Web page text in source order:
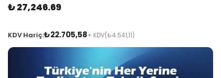
₺ 27,246.69
KDV Hariç:₺22.705,58+ KDV(₺4.541,11)